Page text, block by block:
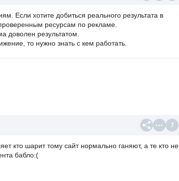
Если хотите добиться реального результата в
ресурсам по рекламе.
доволен результатом.
то нужно знать с кем работать.
7
кто шарит тому сайт нормально ганяют, а те кто не
бабло:(